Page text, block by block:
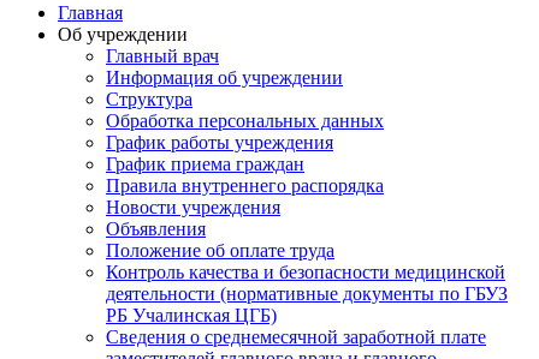
Главная
Об учреждении
Главный врач
Информация об учреждении
Структура
Обработка персональных данных
График работы учреждения
График приема граждан
Правила внутреннего распорядка
Новости учреждения
Объявления
Положение об оплате труда
Контроль качества и безопасности медицинской
деятельности (нормативные документы по ГБУЗ
РБ Учалинская ЦГБ)
Сведения о среднемесячной заработной плате